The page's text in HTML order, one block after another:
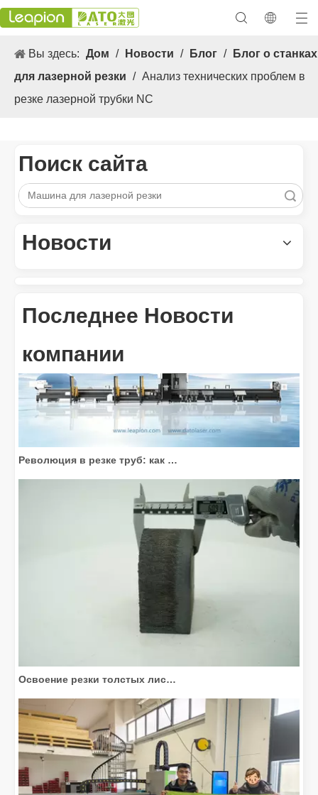
Вы здесь: Дом / Новости / Блог /
Блог о станках
для лазерной резки / Анализ технических проблем в
резке лазерной трубки NC
Поиск сайта
Новости
Последнее Новости
компании
Революция в резке труб: как станки для лазерной резки труб меняют производство